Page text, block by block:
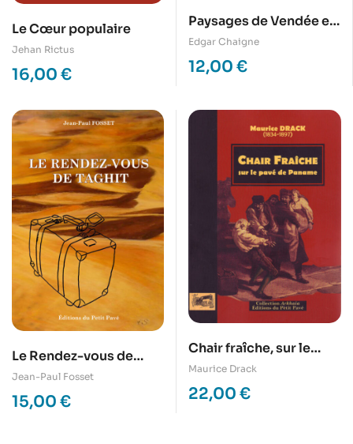
Le Cœur populaire
Jehan Rictus
16,00 €
Paysages de Vendée et
Gens de Vendée
Edgar Chaigne
12,00 €
Le Rendez-vous de
Taghit
Jean-Paul Fosset
15,00 €
Chair fraîche, sur le
pavé de Paname
Maurice Drack
22,00 €